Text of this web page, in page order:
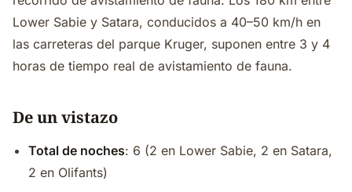
Lower Sabie y Satara, conducidos a 40–50 km/h en
las carreteras del parque Kruger, suponen entre 3 y 4
horas de tiempo real de avistamiento de fauna.
De un vistazo
Total de noches: 6 (2 en Lower Sabie, 2 en Satara,
2 en Olifants)